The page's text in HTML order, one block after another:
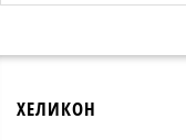
ХЕЛИКОН